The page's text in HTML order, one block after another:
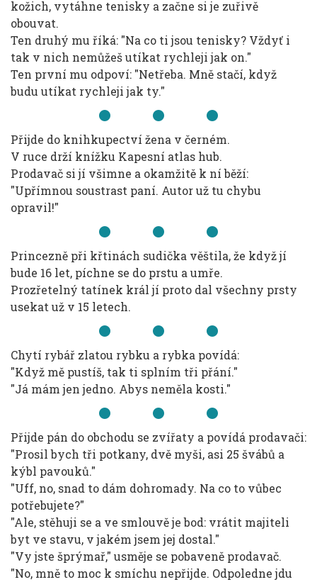
kožich, vytáhne tenisky a začne si je zuřivě
obouvat.
Ten druhý mu říká: "Na co ti jsou tenisky? Vždyť i
tak v nich nemůžeš utíkat rychleji jak on."
Ten první mu odpoví: "Netřeba. Mně stačí, když
budu utíkat rychleji jak ty."
Přijde do knihkupectví žena v černém.
V ruce drží knížku Kapesní atlas hub.
Prodavač si jí všimne a okamžitě k ní běží:
"Upřímnou soustrast paní. Autor už tu chybu
opravil!"
Princezně při křtinách sudička věštila, že když jí
bude 16 let, píchne se do prstu a umře.
Prozřetelný tatínek král jí proto dal všechny prsty
usekat už v 15 letech.
Chytí rybář zlatou rybku a rybka povídá:
"Když mě pustíš, tak ti splním tři přání."
"Já mám jen jedno. Abys neměla kosti."
Přijde pán do obchodu se zvířaty a povídá prodavači:
"Prosil bych tři potkany, dvě myši, asi 25 švábů a
kýbl pavouků."
"Uff, no, snad to dám dohromady. Na co to vůbec
potřebujete?"
"Ale, stěhuji se a ve smlouvě je bod: vrátit majiteli
byt ve stavu, v jakém jsem jej dostal."
"Vy jste šprýmař," usměje se pobaveně prodavač.
"No, mně to moc k smíchu nepřijde. Odpoledne jdu